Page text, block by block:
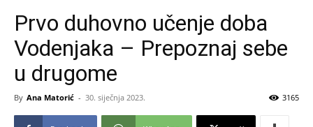
Prvo duhovno učenje doba
Vodenjaka – Prepoznaj sebe
u drugome
By Ana Matorić - 30. siječnja 2023. 3165